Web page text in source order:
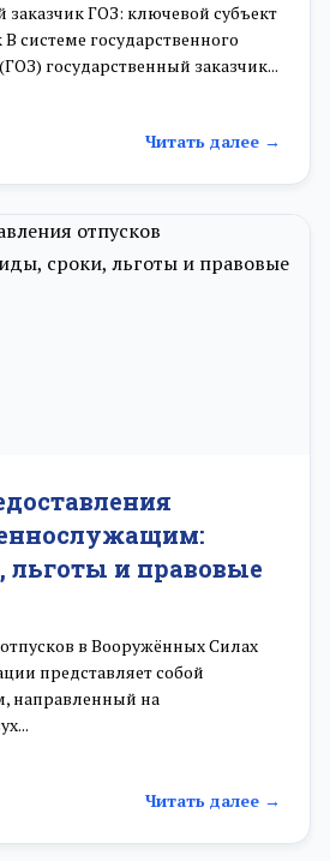
заказчик ГОЗ: ключевой субъект
системе государственного
государственный заказчик...
Читать далее →
льготы и правовые
в Вооружённых Силах
представляет собой
направленный на
Читать далее →